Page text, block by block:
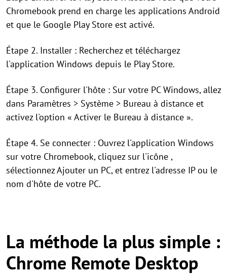
Chromebook prend en charge les applications Android
et que le Google Play Store est activé.
Étape 2. Installer : Recherchez et téléchargez
l'application Windows depuis le Play Store.
Étape 3. Configurer l'hôte : Sur votre PC Windows, allez
dans Paramètres > Système > Bureau à distance et
activez l'option « Activer le Bureau à distance ».
Étape 4. Se connecter : Ouvrez l'application Windows
sur votre Chromebook, cliquez sur l'icône ,
sélectionnez Ajouter un PC, et entrez l'adresse IP ou le
nom d'hôte de votre PC.
La méthode la plus simple :
Chrome Remote Desktop